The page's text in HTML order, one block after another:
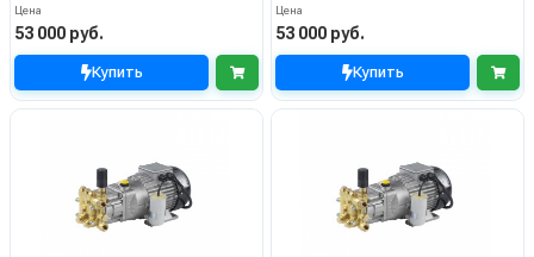
Цена
53 000 руб.
Купить
Цена
53 000 руб.
Купить